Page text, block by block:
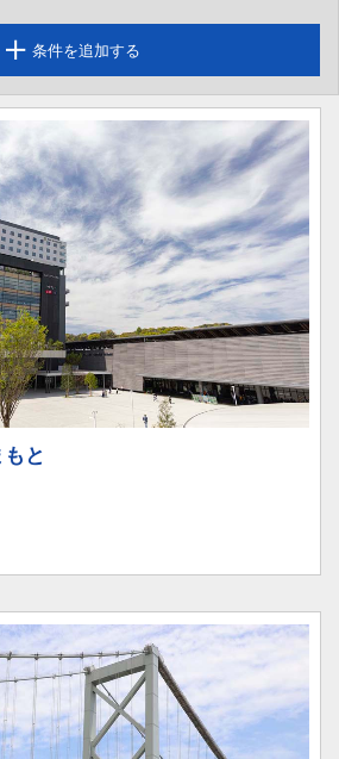
条件を追加する
と